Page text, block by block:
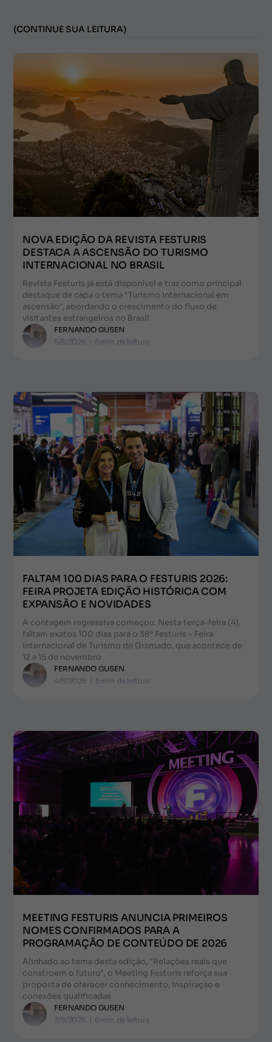
(CONTINUE SUA LEITURA)
NOVA EDIÇÃO DA REVISTA FESTURIS
DESTACA A ASCENSÃO DO TURISMO
INTERNACIONAL NO BRASIL
Revista Festuris já está disponível e traz como principal
destaque de capa o tema "Turismo internacional em
ascensão", abordando o crescimento do fluxo de
visitantes estrangeiros no Brasil
FERNANDO GUSEN
5/8/2026 | 6 min de leitura
FALTAM 100 DIAS PARA O FESTURIS 2026:
FEIRA PROJETA EDIÇÃO HISTÓRICA COM
EXPANSÃO E NOVIDADES
A contagem regressiva começou. Nesta terça-feira (4),
faltam exatos 100 dias para o 38º Festuris – Feira
Internacional de Turismo de Gramado, que acontece de
12 a 15 de novembro
FERNANDO GUSEN
4/8/2026 | 5min de leitura
MEETING FESTURIS ANUNCIA PRIMEIROS
NOMES CONFIRMADOS PARA A
PROGRAMAÇÃO DE CONTEÚDO DE 2026
Alinhado ao tema desta edição, "Relações reais que
constroem o futuro", o Meeting Festuris reforça sua
proposta de oferecer conhecimento, inspiração e
conexões qualificadas
FERNANDO GUSEN
3/8/2026 | 6 min de leitura